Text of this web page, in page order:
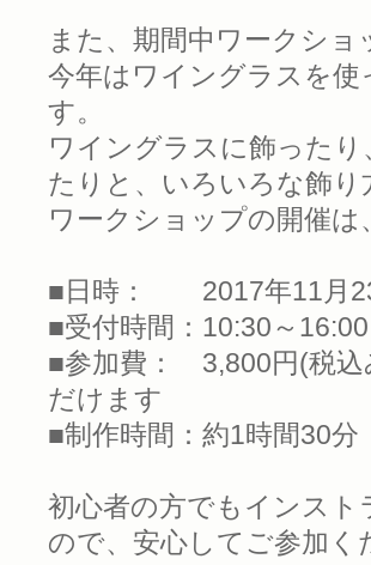
また、期間中ワークシ
今年はワイングラスを
す。
ワイングラスに飾った
たりと、いろいろな飾
ワークショップの開催は、
■日時： 2017年11月
■受付時間：10:30～16:00
■参加費： 3,800円(税
だけます
■制作時間：約1時間30分
初心者の方でもインス
ので、安心してご参加く